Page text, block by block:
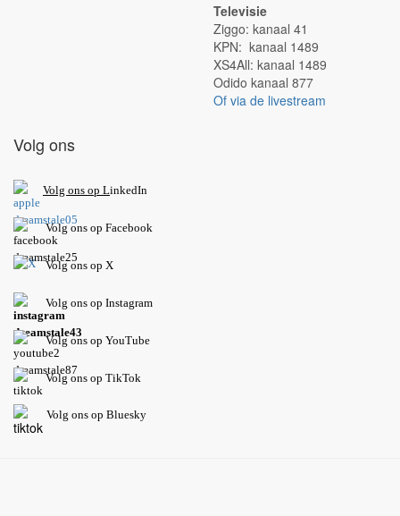
Televisie
Ziggo: kanaal 41
KPN: kanaal 1489
XS4All: kanaal 1489
Odido kanaal 877
Of via de livestream
Volg ons
Volg ons op LinkedIn
Volg ons op Facebook
Volg ons op X
Volg ons op Instagram
Volgons op YouTube
Volg ons op TikTok
Volg ons op Bluesky